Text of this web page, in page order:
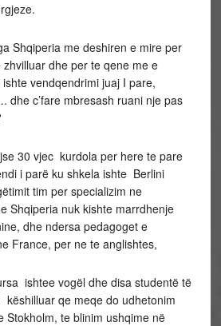
Shqiperia me deshiren e mire per
dhe per te qene me e
vendqendrimi juaj I pare,
dhe c’fare mbresash ruani nje pas
30 vjec kurdola per here te pare
i parë ku shkela ishte Berlini
tim per specializim ne
Shqiperia nuk kishte marrdhenje
dhe ndersa pedagoget e
France, per ne te anglishtes,
ishtee vogël dhe disa studentë të
këshilluar qe meqe do udhetonim
Stokholm, te blinim ushqime në